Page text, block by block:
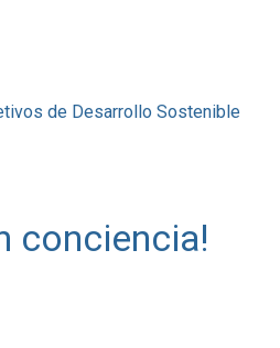
de Desarrollo Sostenible
conciencia!